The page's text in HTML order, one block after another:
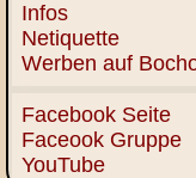
Infos
Netiquette
Werben auf
Facebook Seite
Faceook Gruppe
YouTube